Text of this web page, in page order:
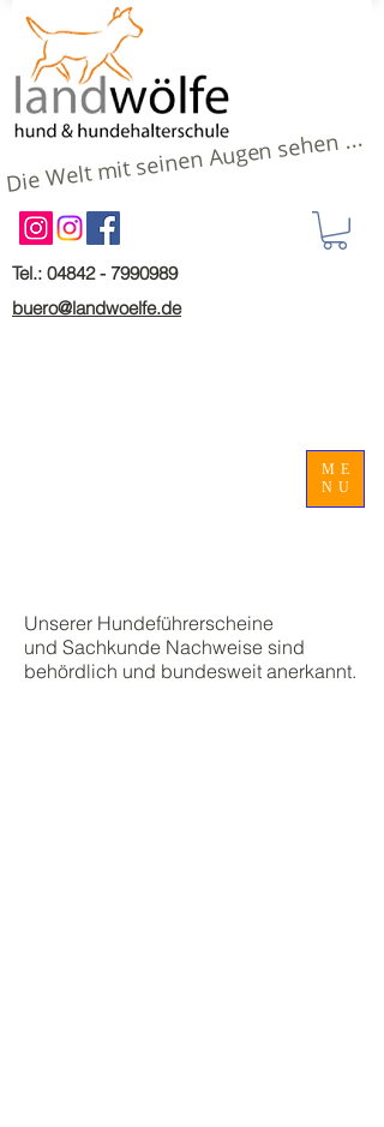
Die Welt mit seinen Augen sehen ...
Tel.: 04842 - 7990989
buero@landwoelfe.de
ME
NU
Unserer Hundeführerscheine
und Sachkunde Nachweise sind
behördlich und bundesweit anerkannt.